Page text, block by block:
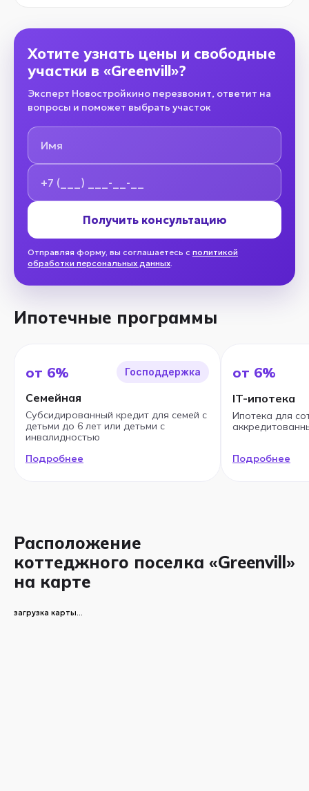
Хотите узнать цены и свободные
участки в «Greenvill»?
Эксперт Новостройкино перезвонит, ответит на
вопросы и поможет выбрать участок
Имя
Номер телефона
Получить консультацию
Отправляя форму, вы соглашаетесь с политикой
обработки персональных данных.
Ипотечные программы
от 6% Господдержка
Семейная
Субсидированный кредит для семей с
детьми до 6 лет или детьми с
инвалидностью
Подробнее
от 6%
IT-ипотека
Ипотека для
Подробнее
Расположение
коттеджного поселка «Greenvill»
на карте
загрузка карты...